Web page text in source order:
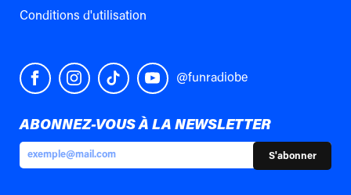
Conditions d'utilisation
@funradiobe
ABONNEZ-VOUS À LA NEWSLETTER